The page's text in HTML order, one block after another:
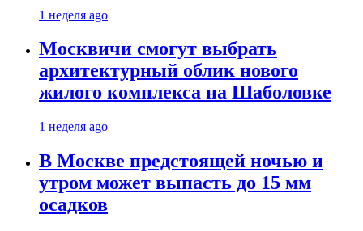
1 неделя ago
Москвичи смогут выбрать
архитектурный облик нового
жилого комплекса на Шаболовке
1 неделя ago
В Москве предстоящей ночью и
утром может выпасть до 15 мм
осадков